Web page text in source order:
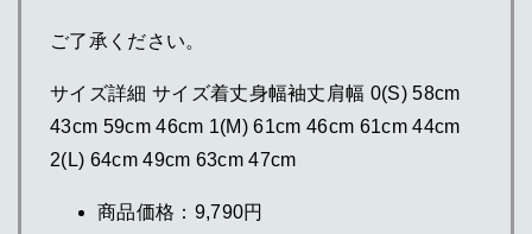
ご了承ください。
サイズ詳細 サイズ着丈身幅袖丈肩幅 0(S) 58cm
43cm 59cm 46cm 1(M) 61cm 46cm 61cm 44cm
2(L) 64cm 49cm 63cm 47cm
商品価格：9,790円